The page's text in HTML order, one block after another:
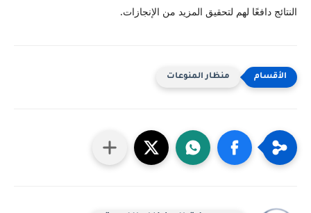
النتائج دافعًا لهم لتحقيق المزيد من الإنجازات.
منظار المنوعات